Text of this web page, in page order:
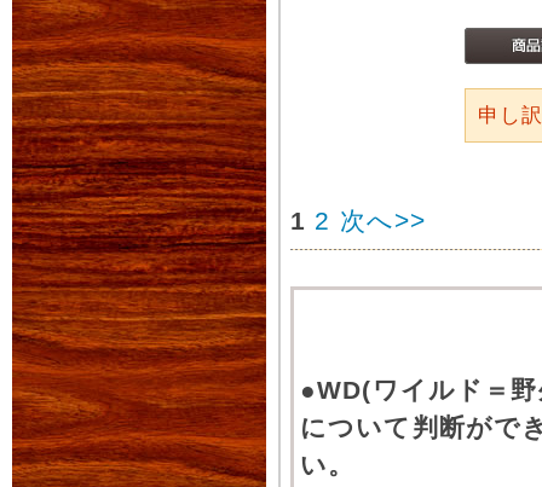
申し
1 2 次へ>>
●WD(ワイルド＝
について判断がで
い。